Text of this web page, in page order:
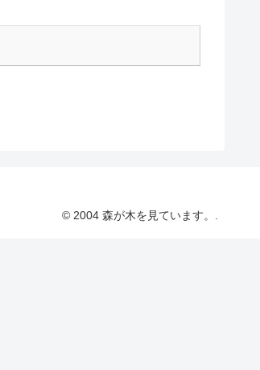
© 2004 森が木を見ています。.